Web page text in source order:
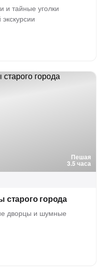
и тайные уголки
Пешая
3.5 часа
старого города
дворцы и шумные